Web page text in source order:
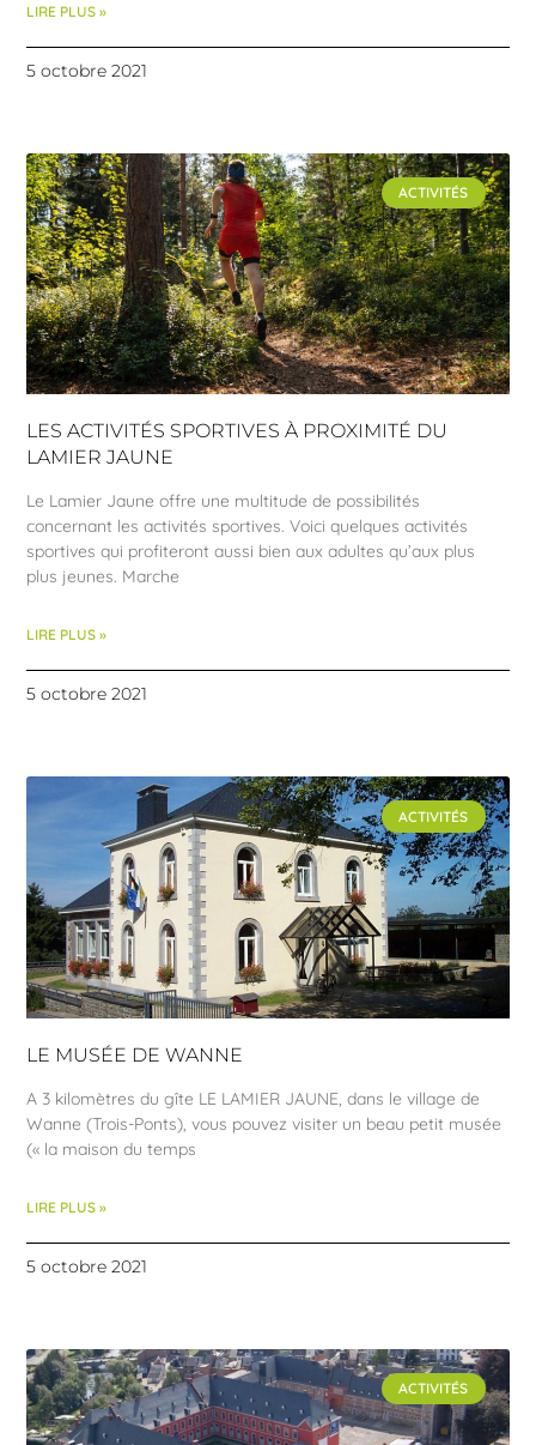
LIRE PLUS »
5 octobre 2021
ACTIVITÉS
LES ACTIVITÉS SPORTIVES À PROXIMITÉ DU
LAMIER JAUNE
Le Lamier Jaune offre une multitude de possibilités
concernant les activités sportives. Voici quelques activités
sportives qui profiteront aussi bien aux adultes qu’aux plus
plus jeunes. Marche
LIRE PLUS »
5 octobre 2021
ACTIVITÉS
LE MUSÉE DE WANNE
A 3 kilomètres du gîte LE LAMIER JAUNE, dans le village de
Wanne (Trois-Ponts), vous pouvez visiter un beau petit musée
(« la maison du temps
LIRE PLUS »
5 octobre 2021
ACTIVITÉS